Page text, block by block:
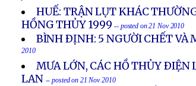
HUẾ: TRẬN LỤT KHÁC
HỒNG THỦY 1999-- posted on 21 Nov 2010
BÌNH ÐỊNH: 5 NGƯỜI CHẾT VÀ
2010
MƯA LỚN, CÁC HỒ THỦY ÐIỆN
LAN -- posted on 21 Nov 2010